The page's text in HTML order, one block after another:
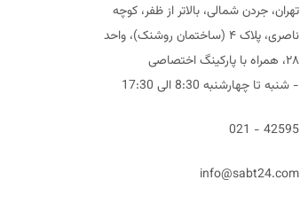
تهران، جردن شمالی، بالاتر از ظفر، کوچه
ناصری، پلاک ۴ (ساختمان روشنک)، واحد
۲۸، همراه با پارکینگ اختصاصی
- شنبه تا چهارشنبه 8:30 الی 17:30
42595 - 021
info@sabt24.com